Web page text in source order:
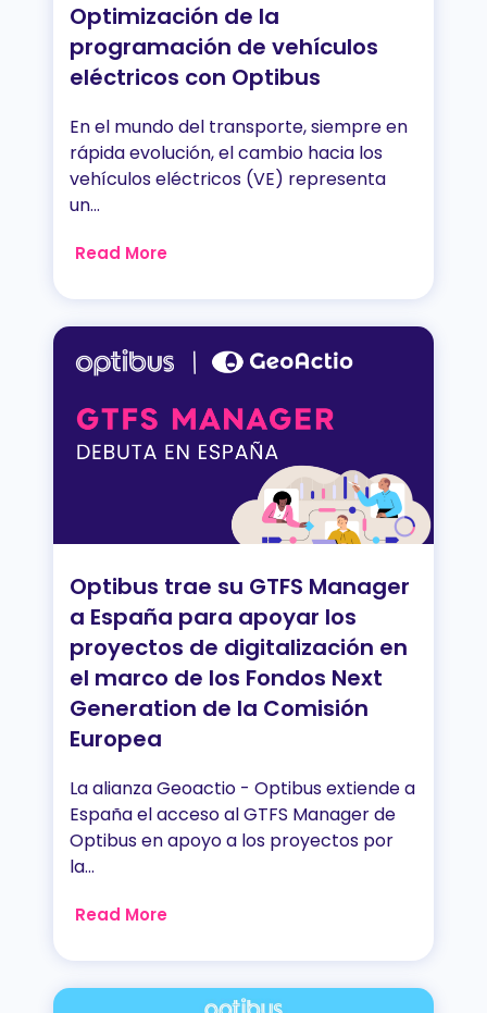
Optimización de la
programación de vehículos
eléctricos con Optibus
En el mundo del transporte, siempre en
rápida evolución, el cambio hacia los
vehículos eléctricos (VE) representa
un...
Read More
Optibus trae su GTFS Manager
a España para apoyar los
proyectos de digitalización en
el marco de los Fondos Next
Generation de la Comisión
Europea
La alianza Geoactio - Optibus extiende a
España el acceso al GTFS Manager de
Optibus en apoyo a los proyectos por
la...
Read More